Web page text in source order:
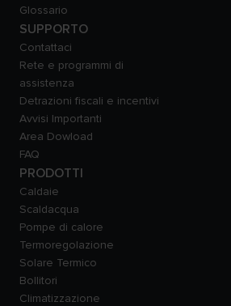
Glossario
SUPPORTO
Contattaci
Rete e programmi di
assistenza
Detrazioni fiscali e incentivi
Avvisi Importanti
Area Dowload
FAQ
PRODOTTI
Caldaie
Scaldacqua
Pompe di calore
Termoregolazione
Solare Termico
Bollitori
Climatizzazione